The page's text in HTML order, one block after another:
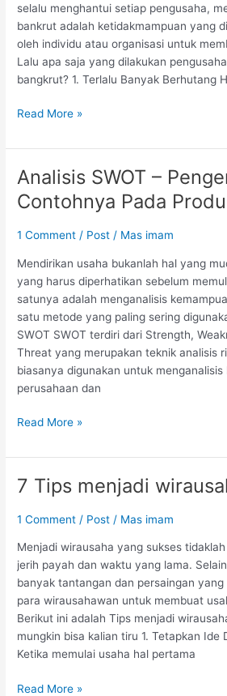
selalu menghantui setiap pengusaha,
bankrut adalah ketidakmampuan yang
oleh individu atau organisasi untuk
Lalu apa saja yang dilakukan
bangkrut? 1. Terlalu Banyak Berhutang
Read More »
Analisis SWOT –
Contohnya Pada
1 Comment / Post / Mas imam
Mendirikan usaha bukanlah hal yang
yang harus diperhatikan sebelum
satunya adalah menganalisis
satu metode yang paling sering
SWOT SWOT terdiri dari Strength,
Threat yang merupakan teknik analisis
biasanya digunakan untuk
perusahaan dan
Analisis
SWOT
–
Contohnya
Pada
Produk
Makanan
Read More »
7 Tips menjadi
1 Comment / Post / Mas imam
Menjadi wirausaha yang sukses
jerih payah dan waktu yang lama.
banyak tantangan dan persaingan
para wirausahawan untuk membuat
Berikut ini adalah Tips menjadi
mungkin bisa kalian tiru 1. Tetapkan Ide
Ketika memulai usaha hal pertama
7
menjadi
sukses
Read More »